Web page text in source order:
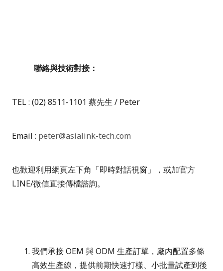
聯絡與技術對接：
TEL : (02) 8511-1101 蔡先生 / Peter
Email : peter@asialink-tech.com
也歡迎利用網頁左下角「即時對話視窗」，或加官方
LINE/微信直接傳檔諮詢。
我們承接OEM 與ODM 生產訂單，廠內配置多條
高效生產線，提供前期快速打樣、小批量試產到後